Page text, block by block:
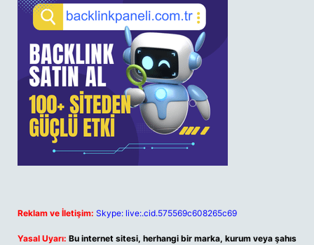
Reklam ve İletişim: Skype: live:.cid.575569c608265c69
Yasal Uyarı: Bu internet sitesi, herhangi bir marka, kurum veya şahıs